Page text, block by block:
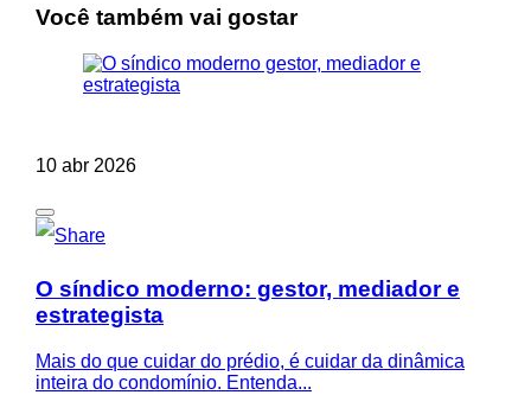
Você também vai gostar
10 abr 2026
O síndico moderno: gestor, mediador e
estrategista
Mais do que cuidar do prédio, é cuidar da dinâmica
inteira do condomínio. Entenda...